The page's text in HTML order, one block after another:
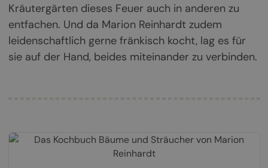
Kräutergärten dieses Feuer auch in anderen zu
entfachen. Und da Marion Reinhardt zudem
leidenschaftlich gerne fränkisch kocht, lag es für
sie auf der Hand, beides miteinander zu verbinden.